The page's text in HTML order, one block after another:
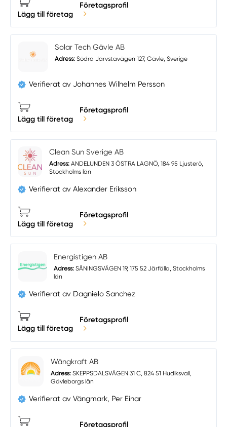
Lägg till företag
Företagsprofil
Solar Tech Gävle AB
Adress: Södra Järvstavägen 127, Gävle, Sverige
Verifierat av Johannes Wilhelm Persson
Lägg till företag
Företagsprofil
Clean Sun Sverige AB
Adress:ANDELUNDEN 3 ÖSTRA LAGNÖ, 184 95 Ljusterö,
Stockholms län
Verifierat av Alexander Eriksson
Lägg till företag
Företagsprofil
Energistigen AB
Adress: SÅNINGSVÄGEN 19, 175 52 Järfälla, Stockholms
län
Verifierat av Dagnielo Sanchez
Lägg till företag
Företagsprofil
Wängkraft AB
Adress:SKEPPSDALSVÄGEN 31 C, 824 51 Hudiksvall,
Gävleborgs län
Verifierat av Vängmark, Per Einar
Företagsprofil